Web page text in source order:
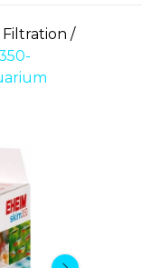
Filtration